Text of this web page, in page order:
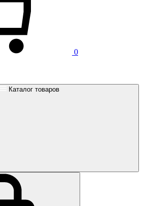
0
Каталог товаров